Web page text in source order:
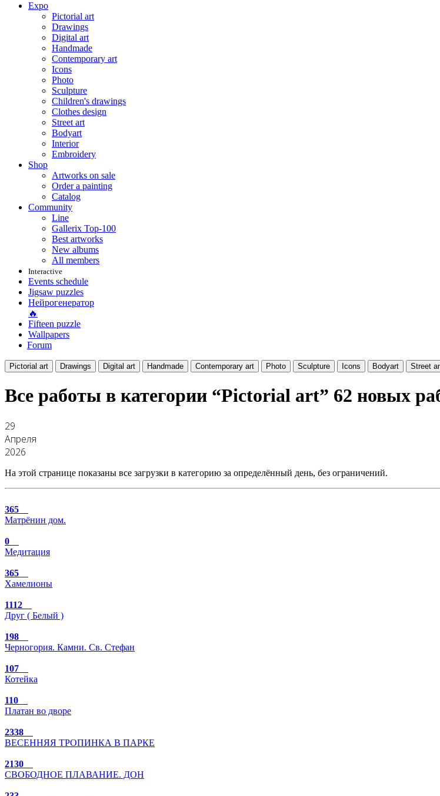
Expo
Pictorial art
Drawings
Digital art
Handmade
Contemporary art
Icons
Photo
Sculpture
Children's drawings
Clothes design
Street art
Bodyart
Interior
Embroidery
Shop
Artworks on sale
Order a painting
Catalog
Community
Line
Gallerix Top-100
Best artworks
New albums
All members
Interactive
Events schedule
Jigsaw puzzles
Нейрогенератор
🔥
Fifteen puzzle
Wallpapers
Forum
Pictorial art Drawings Digital art Handmade Contemporary art Photo Sculpture Icons Bodyart Street
Все работы в категории “Pictorial art” 62 новых
29
Апреля
2026
На этой странице показаны все загрузки в категорию за определённый день, без ограничений.
365
Матрёнин дом.
0
Медитация
365
Хамелионы
1112
Друг ( Белый )
198
Черногория. Камни. Св. Стефан
107
Котейка
110
Платан во дворе
2338
ВЕСЕННЯЯ ТРОПИНКА В ПАРКЕ
2130
СВОБОДНОЕ ПЛАВАНИЕ. ДОН